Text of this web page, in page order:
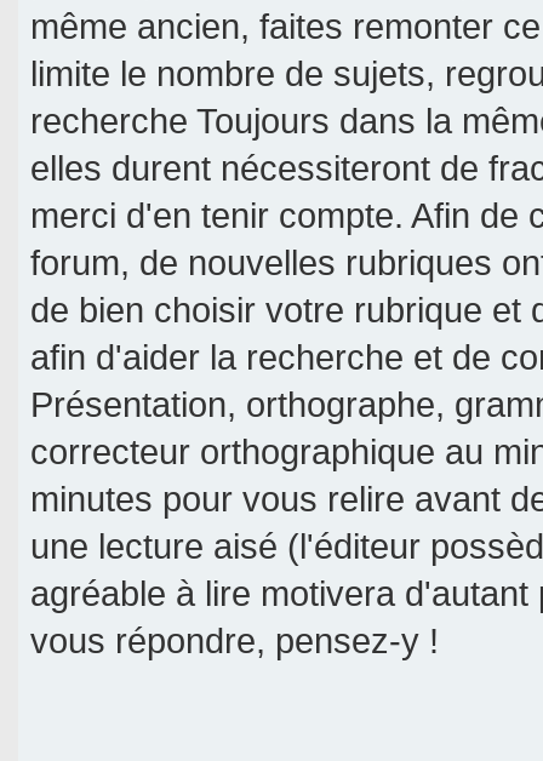
même ancien, faites remonter
limite le nombre de sujets,
recherche Toujours dans la
elles durent nécessiteront de
merci d'en tenir compte. Afin de
forum, de nouvelles rubriques
de bien choisir votre rubrique et
afin d'aider la recherche et de
Présentation, orthographe,
correcteur orthographique au
minutes pour vous relire avant
une lecture aisé (l'éditeur
agréable à lire motivera
vous répondre, pensez-y !